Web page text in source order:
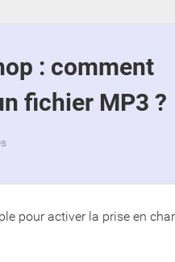
fichier MP3 ?
pour activer la prise en